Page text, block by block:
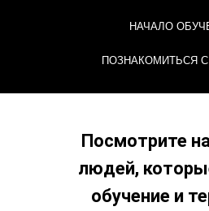
НАЧАЛО
ПОЗНАКОМИТЬСЯ
Посмотрите
людей,
обучение и